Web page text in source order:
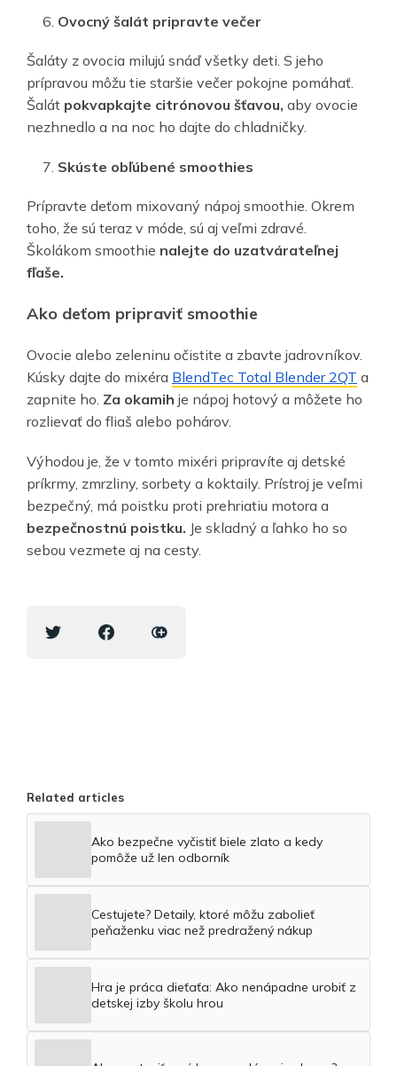
Ovocný šalát pripravte večer
Šaláty z ovocia milujú snáď všetky deti. S jeho
prípravou môžu tie staršie večer pokojne pomáhať.
Šalát pokvapkajte citrónovou šťavou, aby ovocie
nezhnedlo a na noc ho dajte do chladničky.
Skúste obľúbené smoothies
Prípravte deťom mixovaný nápoj smoothie. Okrem
toho, že sú teraz v móde, sú aj veľmi zdravé.
Školákom smoothie nalejte do uzatvárateľnej
fľaše.
Ako deťom pripraviť smoothie
Ovocie alebo zeleninu očistite a zbavte jadrovníkov.
Kúsky dajte do mixéra BlendTec Total Blender 2QT a
zapnite ho. Za okamih je nápoj hotový a môžete ho
rozlievať do fliaš alebo pohárov.
Výhodou je, že v tomto mixéri pripravíte aj detské
príkrmy, zmrzliny, sorbety a koktaily. Prístroj je veľmi
bezpečný, má poistku proti prehriatiu motora a
bezpečnostnú poistku. Je skladný a ľahko ho so
sebou vezmete aj na cesty.
Related articles
Ako bezpečne vyčistiť biele zlato a kedy
pomôže už len odborník
Cestujete? Detaily, ktoré môžu zabolieť
peňaženku viac než predražený nákup
Hra je práca dieťaťa: Ako nenápadne urobiť z
detskej izby školu hrou